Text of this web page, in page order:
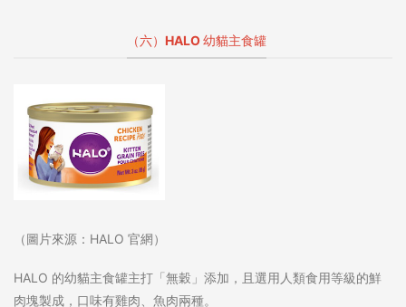
（六）HALO 幼貓主食罐
（圖片來源：HALO 官網）
HALO 的幼貓主食罐主打「無穀」添加，且選用人類食用等級的鮮
肉塊製成，口味有雞肉、魚肉兩種。